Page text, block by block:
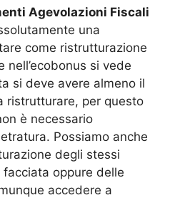
Agevolazioni Fiscali
una
come ristrutturazione
si vede
si deve avere almeno il
ristrutturare, per questo
è necessario
Possiamo anche
degli stessi
oppure delle
accedere a